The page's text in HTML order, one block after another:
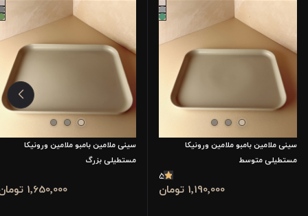
سینی ملامین بامبو ملامین ورونیکا
مستطیلی متوسط
5
1٬190٬000 تومان
سینی ملامین بامبو ملامین ورونیکا
مستطیلی بزرگ
1٬650٬000 تومان